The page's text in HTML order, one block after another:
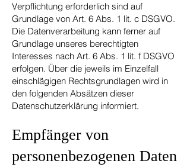
Verpflichtung erforderlich sind auf
Grundlage von Art. 6 Abs. 1 lit. c DSGVO.
Die Datenverarbeitung kann ferner auf
Grundlage unseres berechtigten
Interesses nach Art. 6 Abs. 1 lit. f DSGVO
erfolgen. Über die jeweils im Einzelfall
einschlägigen Rechtsgrundlagen wird in
den folgenden Absätzen dieser
Datenschutzerklärung informiert.
Empfänger von
personenbezogenen Daten